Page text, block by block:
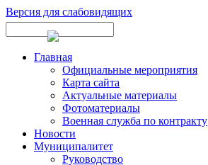
Версия для слабовидящих
Главная
Официальные мероприятия
Карта сайта
Актуальные материалы
Фотоматериалы
Военная служба по контракту
Новости
Муниципалитет
Руководство